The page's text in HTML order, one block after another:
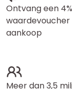
Ontvang een 4%
waardevoucher
aankoop
Meer dan 3,5